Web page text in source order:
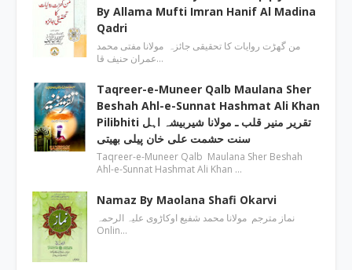
By Allama Mufti Imran Hanif Al Madina
Qadri
من گھڑت روایات کا تحقیقی جائزہ مولانا مفتی محمد
عمران حنیف قا…
Taqreer-e-Muneer Qalb Maulana Sher
Beshah Ahl-e-Sunnat Hashmat Ali Khan
Pilibhiti تقریر منیر قلب ـ مولانا شیربیشہ اہل
سنت حشمت علی خان پیلی بھیتی
Taqreer-e-Muneer Qalb Maulana Sher Beshah
Ahl-e-Sunnat Hashmat Ali Khan …
Namaz By Maolana Shafi Okarvi
نماز مترجم مولانا محمد شفیع اوکاڑوی علیہ الرحمہ
Onlin…